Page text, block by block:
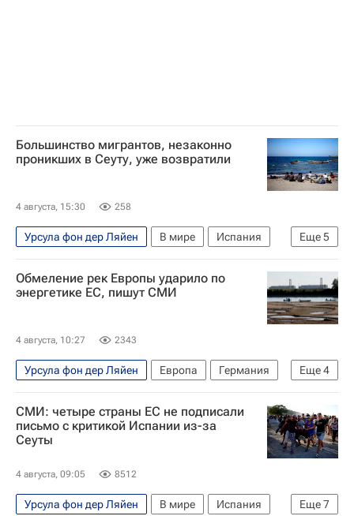
Большинство мигрантов, незаконно
проникших в Сеуту, уже возвратили
4 августа, 15:30 258
Еще5
Урсула фон дер Ляйен В мире
Испания
Сеута
Педро Санчес
Евросоюз
Еврокомиссия
Наплыв мигрантов в Испании
Обмеление рек Европы ударило по
энергетике ЕС, пишут СМИ
4 августа, 10:27 2343
Еще4
Урсула фон дер Ляйен Европа
Германия
Дунай (река)
В мире
Евросоюз
Еврокомиссия
СМИ: четыре страны ЕС не подписали
письмо с критикой Испании из-за
Сеуты
4 августа, 09:05 8512
Еще7
Урсула фон дер Ляйен В мире Испания